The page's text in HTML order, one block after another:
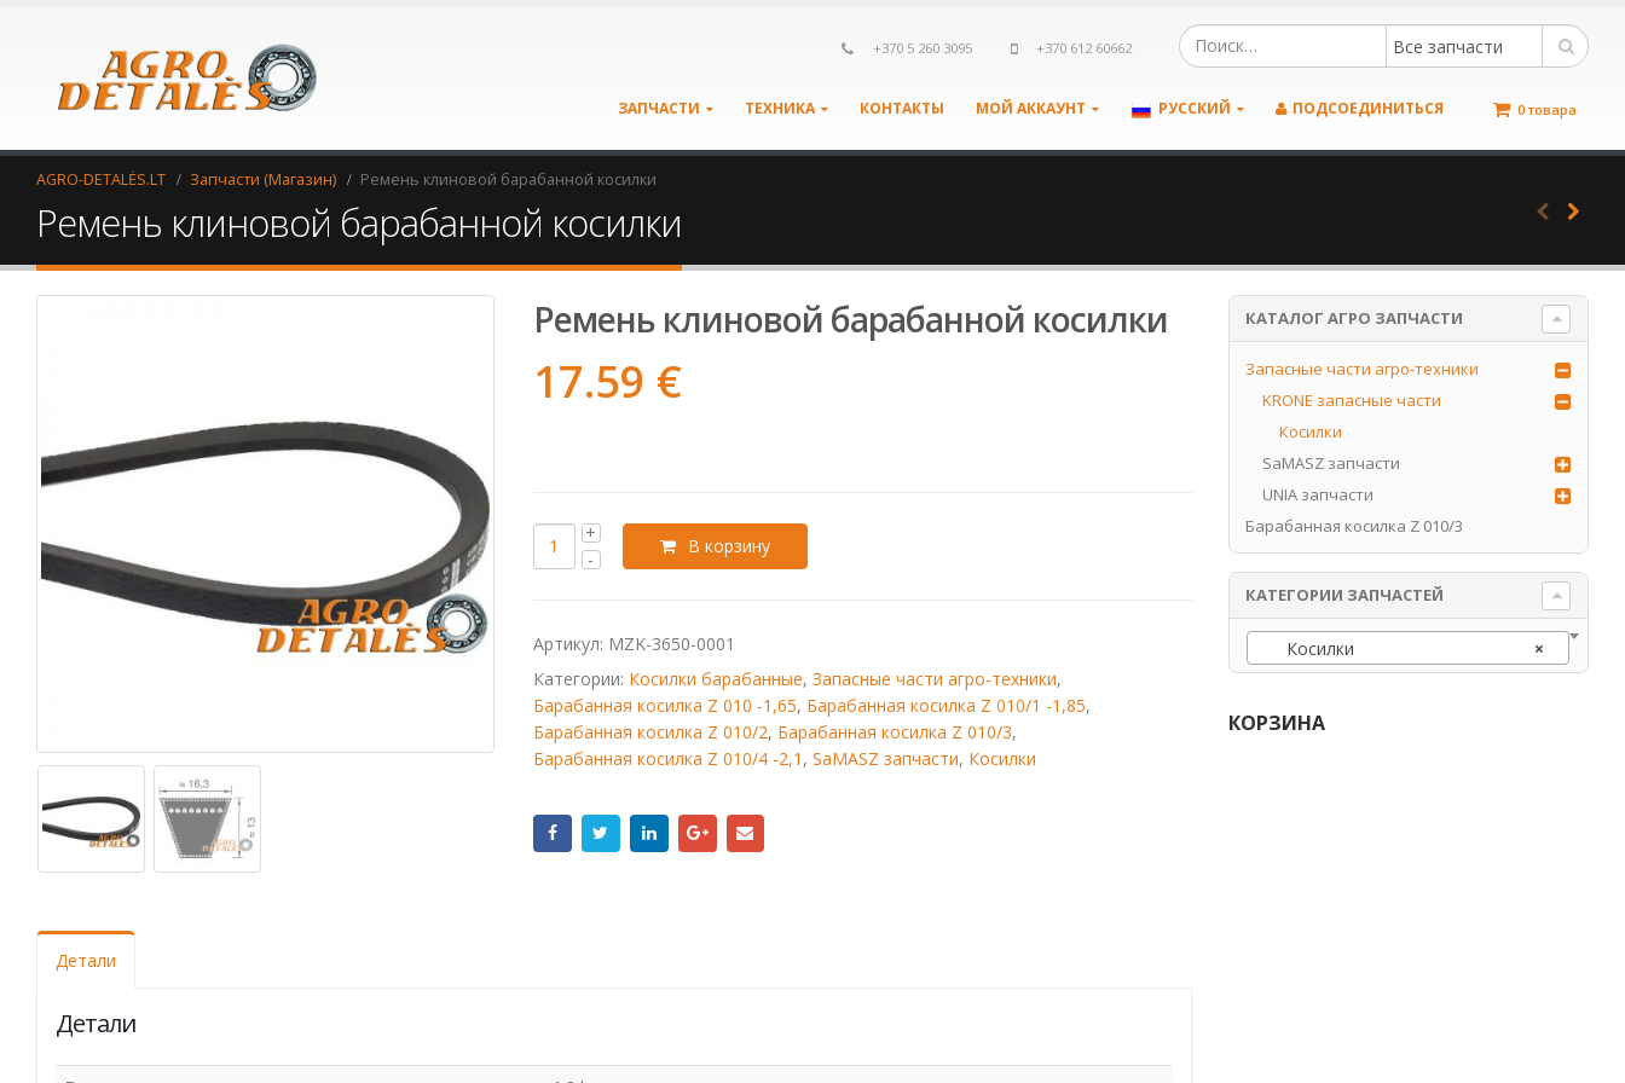
+370 5 260 3095 +370 612 60662 Все запчасти
ЗАПЧАСТИ ТЕХНИКА КОНТАКТЫ МОЙ АККАУНТ РУССКИЙ ПОДСОЕДИНИТЬСЯ 0 товара
AGRO-DETALĖS.LT Запчасти (Магазин) Ремень клиновой барабанной косилки
Ремень клиновой барабанной косилки
Ремень клиновой барабанной косилки
17.59 €
В корзину
Артикул: MZK-3650-0001
Категории: Косилки барабанные, Запасные части агро-техники,
Барабанная косилка Z 010 -1,65, Барабанная косилка Z 010/1 -1,85,
Барабанная косилка Z 010/2, Барабанная косилка Z 010/3,
Барабанная косилка Z 010/4 -2,1 , SaMASZ запчасти, Косилки
Детали
Детали
КАТАЛОГ АГРО ЗАПЧАСТИ
Запасные части агро-техники
KRONE запасные части
Косилки
SaMASZ запчасти
UNIA запчасти
Барабанная косилка Z 010/3
КАТЕГОРИИ ЗАПЧАСТЕЙ
×
Косилки
КОРЗИНА